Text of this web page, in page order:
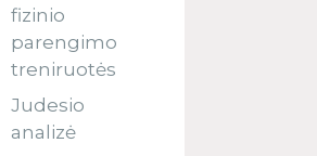
fizinio
parengimo
treniruotės
Judesio
analizė